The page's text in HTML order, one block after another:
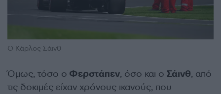
Ο Κάρλος Σάινθ
Όμως, τόσο ο Φερστάπεν, όσο και ο Σάινθ, από
τις δοκιμές είχαν χρόνους ικανούς, που